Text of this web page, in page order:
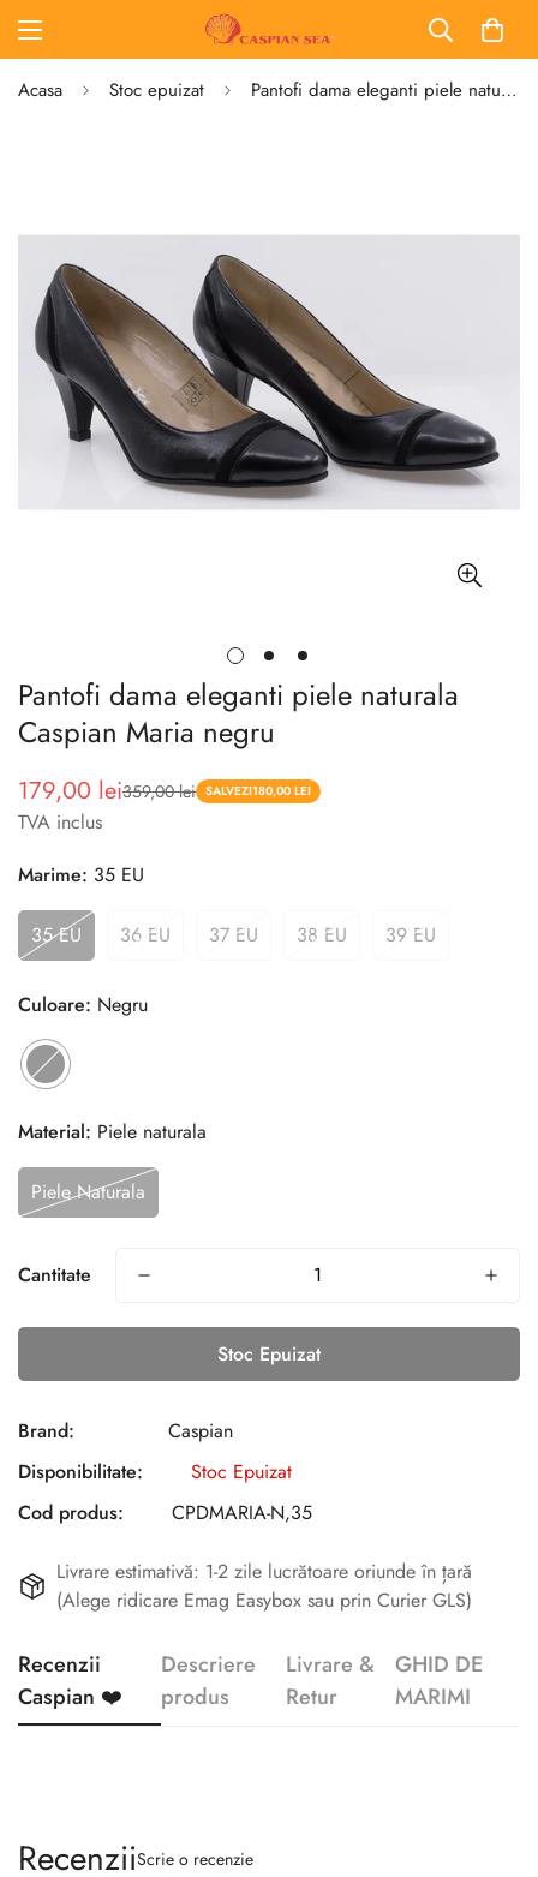
Acasa Stoc epuizat Pantofi dama eleganti piele naturala Caspian Maria negru
Pantofi dama eleganti piele naturala
Caspian Maria negru
Pret
redus
179,00 lei
Pret 359,00 lei SALVEZI180,00 LEI
TVA inclus
Marime: 35 EU
35 EU 36 EU 37 EU 38 EU 39 EU
Culoare: Negru
Material: Piele naturala
Piele Naturala
Cantitate
Stoc Epuizat
Brand:
Caspian
Disponibilitate:
Stoc Epuizat
Cod produs:
CPDMARIA-N,35
Livrare estimativă: 1-2 zile lucrătoare oriunde în țară
(Alege ridicare Emag Easybox sau prin Curier GLS)
Recenzii
Caspian ❤️
Descriere
produs
Livrare &
Retur
GHID DE
MARIMI
RecenziiScrie o recenzie